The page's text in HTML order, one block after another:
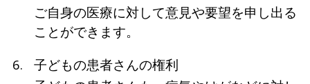
ご自身の医療に対して意見や要望を申し出る
ことができます。
子どもの患者さんの権利